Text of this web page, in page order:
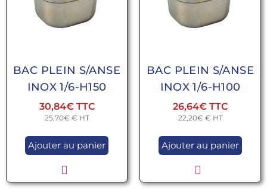
BAC PLEIN S/ANSE
INOX 1/6-H150
30,84€
25,70€ € HT
Ajouter au panier
BAC PLEIN S/ANSE
INOX 1/6-H100
26,64€
22,20€ € HT
Ajouter au panier